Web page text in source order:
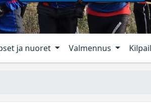
ja nuoret Valmennus